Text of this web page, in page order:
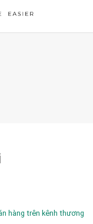
hàng trên kênh thương